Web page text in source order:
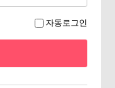
자동로그인